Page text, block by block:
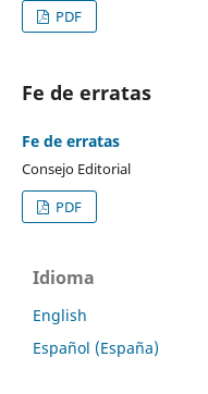
PDF
Fe de erratas
Fe de erratas
Consejo Editorial
PDF
Idioma
English
Español (España)